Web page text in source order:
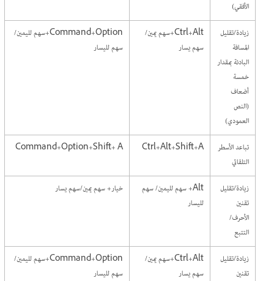
زيادة/تقليل
البادئة بمقدار
أضعاف
العمودي)
Ctrl+Alt+سهم يمين/
سهم يسار
Command+Option+سهم لليمين/
سهم لليسار
تباعد الأسطر
Ctrl+Alt+Shift+A
Command+Option+Shift+ A
زيادة/تقليل
الأحرف/
Alt+ سهم لليمين/ سهم
خيار+ سهم يمين/سهم يسار
زيادة/تقليل
Ctrl+Alt+سهم يمين/
سهم يسار
Command+Option+سهم لليمين/
سهم لليسار